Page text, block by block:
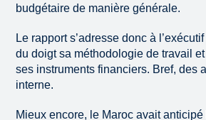
budgétaire de manière générale.
Le rapport s’adresse donc à
du doigt sa méthodologie de travail
ses instruments financiers. Bref, des
interne.
Mieux encore, le Maroc avait